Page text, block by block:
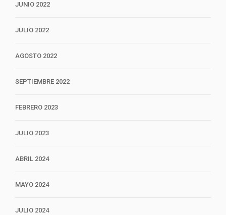
JUNIO 2022
JULIO 2022
AGOSTO 2022
SEPTIEMBRE 2022
FEBRERO 2023
JULIO 2023
ABRIL 2024
MAYO 2024
JULIO 2024